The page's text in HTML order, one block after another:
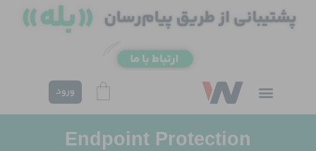
ورود
Endpoint Protection